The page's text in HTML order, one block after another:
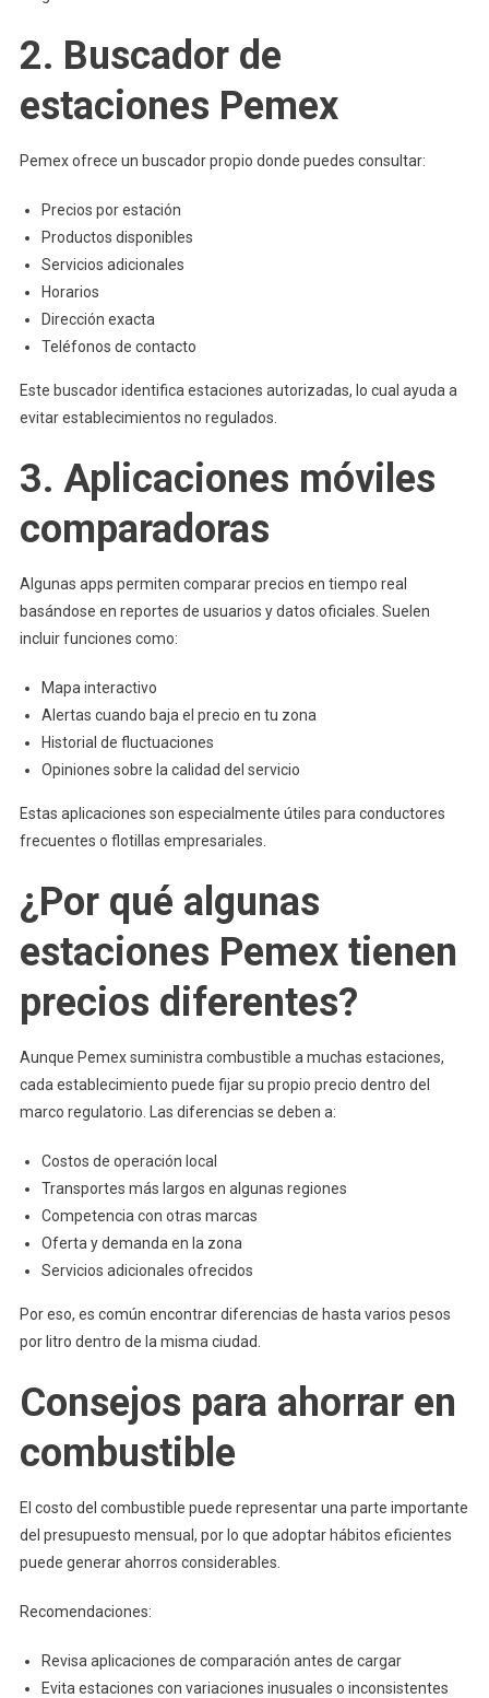
2. Buscador de
estaciones Pemex
Pemex ofrece un buscador propio donde puedes consultar:
Precios por estación
Productos disponibles
Servicios adicionales
Horarios
Dirección exacta
Teléfonos de contacto
Este buscador identifica estaciones autorizadas, lo cual ayuda a
evitar establecimientos no regulados.
3. Aplicaciones móviles
comparadoras
Algunas apps permiten comparar precios en tiempo real
basándose en reportes de usuarios y datos oficiales. Suelen
incluir funciones como:
Mapa interactivo
Alertas cuando baja el precio en tu zona
Historial de fluctuaciones
Opiniones sobre la calidad del servicio
Estas aplicaciones son especialmente útiles para conductores
frecuentes o flotillas empresariales.
¿Por qué algunas
estaciones Pemex tienen
precios diferentes?
Aunque Pemex suministra combustible a muchas estaciones,
cada establecimiento puede fijar su propio precio dentro del
marco regulatorio. Las diferencias se deben a:
Costos de operación local
Transportes más largos en algunas regiones
Competencia con otras marcas
Oferta y demanda en la zona
Servicios adicionales ofrecidos
Por eso, es común encontrar diferencias de hasta varios pesos
por litro dentro de la misma ciudad.
Consejos para ahorrar en
combustible
El costo del combustible puede representar una parte importante
del presupuesto mensual, por lo que adoptar hábitos eficientes
puede generar ahorros considerables.
Recomendaciones:
Revisa aplicaciones de comparación antes de cargar
Evita estaciones con variaciones inusuales o inconsistentes